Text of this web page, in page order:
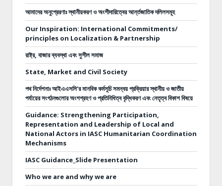
আমাদের অনুপ্রেরণাঃ স্থানীয়করণ ও অংশীদারিত্বের আর্ন্তজাতিক দলিলসমূহ
Our Inspiration: International Commitments/
principles on Localization & Partnership
রাষ্ট্র, বাজার ব্যবস্থা এবং সুশীল সমাজ
State, Market and Civil Society
পথ নির্দেশনাঃআইএএসসি’র মানবিক কর্মসূচি সমন্বয় প্রক্রিয়ার স্থানীয় ও জাতীয়
পর্যায়ের সংগঠনগুলোর অংশগ্রহণ ও প্রতিনিধিত্ব বৃদ্ধিকরণ এবং নেতৃত্ব বিকাশ বিষয়ে
Guidance: Strengthening Participation,
Representation and Leadership of Local and
National Actors in IASC Humanitarian Coordination
Mechanisms
IASC Guidance_Slide Presentation
Who we are and why we are